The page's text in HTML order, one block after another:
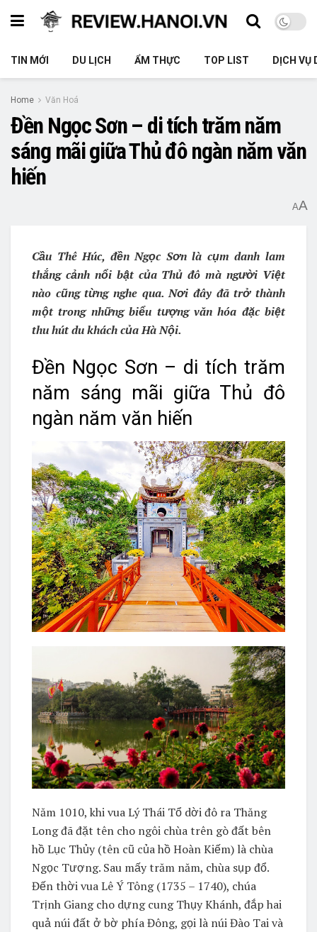
TIN MỚI DU LỊCH ẨM THỰC TOP LIST DỊCH VỤ
Home Văn Hoá
Đền Ngọc Sơn – di tích trăm năm
sáng mãi giữa Thủ đô ngàn năm văn
hiến
AA
Cầu Thê Húc, đền Ngọc Sơn là cụm danh lam
thắng cảnh nổi bật của Thủ đô mà người Việt
nào cũng từng nghe qua. Nơi đây đã trở thành
một trong những biểu tượng văn hóa đặc biệt
thu hút du khách của Hà Nội.
Đền Ngọc Sơn – di tích trăm
năm sáng mãi giữa Thủ đô
ngàn năm văn hiến
Năm 1010, khi vua Lý Thái Tổ dời đô ra Thăng
Long đã đặt tên cho ngôi chùa trên gò đất bên
hồ Lục Thủy (tên cũ của hồ Hoàn Kiếm) là chùa
Ngọc Tượng. Sau mấy trăm năm, chùa sụp đổ.
Đến thời vua Lê Ý Tông (1735 – 1740), chúa
Trịnh Giang cho dựng cung Thụy Khánh, đắp hai
quả núi đất ở bờ phía Đông, gọi là núi Đào Tai và